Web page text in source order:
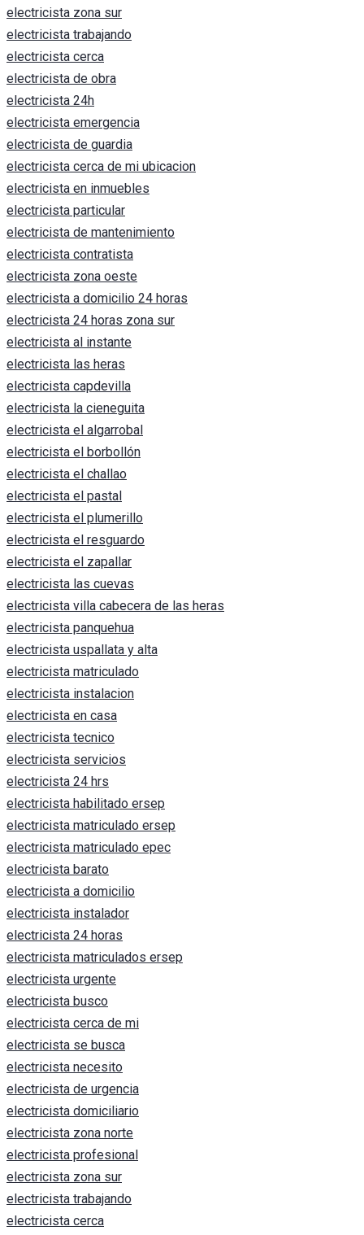
electricista zona sur
electricista trabajando
electricista cerca
electricista de obra
electricista 24h
electricista emergencia
electricista de guardia
electricista cerca de mi ubicacion
electricista en inmuebles
electricista particular
electricista de mantenimiento
electricista contratista
electricista zona oeste
electricista a domicilio 24 horas
electricista 24 horas zona sur
electricista al instante
electricista las heras
electricista capdevilla
electricista la cieneguita
electricista el algarrobal
electricista el borbollón
electricista el challao
electricista el pastal
electricista el plumerillo
electricista el resguardo
electricista el zapallar
electricista las cuevas
electricista villa cabecera de las heras
electricista panquehua
electricista uspallata y alta
electricista matriculado
electricista instalacion
electricista en casa
electricista tecnico
electricista servicios
electricista 24 hrs
electricista habilitado ersep
electricista matriculado ersep
electricista matriculado epec
electricista barato
electricista a domicilio
electricista instalador
electricista 24 horas
electricista matriculados ersep
electricista urgente
electricista busco
electricista cerca de mi
electricista se busca
electricista necesito
electricista de urgencia
electricista domiciliario
electricista zona norte
electricista profesional
electricista zona sur
electricista trabajando
electricista cerca